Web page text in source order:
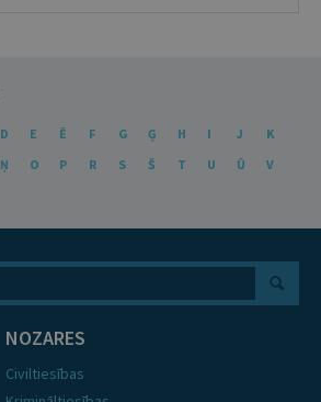
D E Ē F G Ģ H I J
K
Ņ O P R S Š T U Ū
V
NOZARES
Civiltiesības